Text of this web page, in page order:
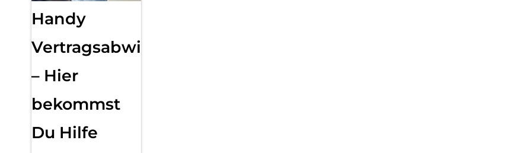
Handy
Vertragsabwicklung
– Hier
bekommst
Du Hilfe